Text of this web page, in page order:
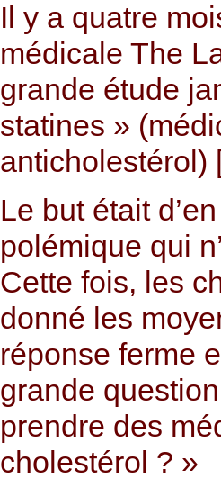
Il y a quatre
médicale The
grande étude
statines »
anticholestérol)
Le but était
polémique qui
Cette fois, les
donné les
réponse ferme
grande
prendre des
cholestérol ? »